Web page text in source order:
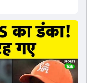
और एनालिस्ट
और Rasikh Salam
शानदार प्रदर्शन
देखा गया, जहां वह
नजर आते हैं। कप्तान Rajat
रहा है। एनालिस्ट से लेकर
पर कोई कंफ्यूजन नहीं